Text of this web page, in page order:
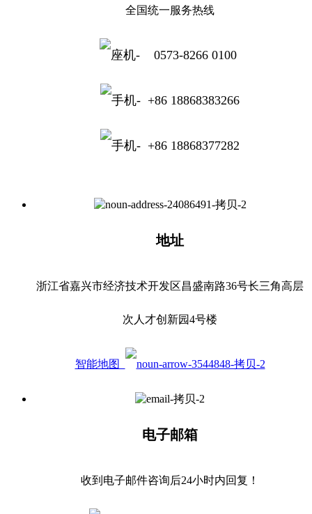
全国统一服务热线
0573-8266 0100
+86 18868383266
+86 18868377282
地址
浙江省嘉兴市经济技术开发区昌盛南路36号长三角高层
次人才创新园4号楼
智能地图
电子邮箱
收到电子邮件咨询后24小时内回复！